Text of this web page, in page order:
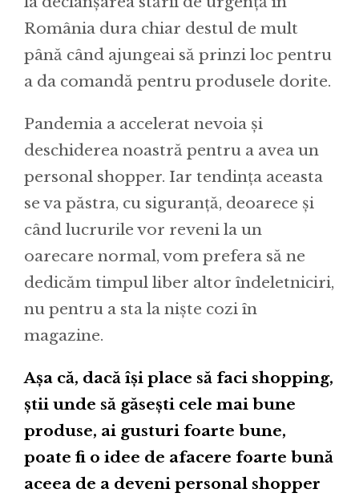
România dura chiar destul de mult
până când ajungeai să prinzi loc pentru
a da comandă pentru produsele dorite.
Pandemia a accelerat nevoia și
deschiderea noastră pentru a avea un
personal shopper. Iar tendința aceasta
se va păstra, cu siguranță, deoarece și
când lucrurile vor reveni la un
oarecare normal, vom prefera să ne
dedicăm timpul liber altor îndeletniciri,
nu pentru a sta la niște cozi în
magazine.
Așa că, dacă își place să faci shopping,
știi unde să găsești cele mai bune
produse, ai gusturi foarte bune,
poate fi o idee de afacere foarte bună
aceea de a deveni personal shopper